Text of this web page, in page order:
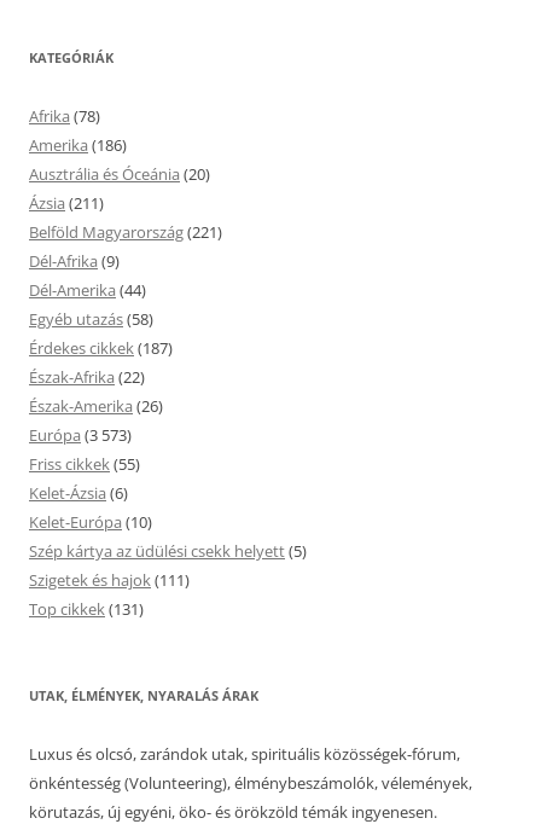
KATEGÓRIÁK
Afrika (78)
Amerika (186)
Ausztrália és Óceánia (20)
Ázsia (211)
Belföld Magyarország(221)
Dél-Afrika (9)
Dél-Amerika (44)
Egyéb utazás(58)
Érdekes cikkek(187)
Észak-Afrika (22)
Észak-Amerika (26)
Európa (3 573)
Friss cikkek(55)
Kelet-Ázsia (6)
Kelet-Európa (10)
Szép kártya az üdülési csekk helyett(5)
Szigetek és hajok(111)
Top cikkek(131)
UTAK, ÉLMÉNYEK, NYARALÁS ÁRAK
Luxus és olcsó, zarándok utak, spirituális közösségek-fórum,
önkéntesség (Volunteering), élménybeszámolók, vélemények,
körutazás, új egyéni, öko- és örökzöld témák ingyenesen.